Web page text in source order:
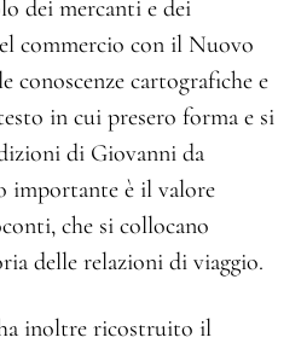
dei mercanti e dei
commercio con il Nuovo
conoscenze cartografiche e
in cui presero forma e si
di Giovanni da
importante è il valore
che si collocano
delle relazioni di viaggio.
inoltre ricostruito il